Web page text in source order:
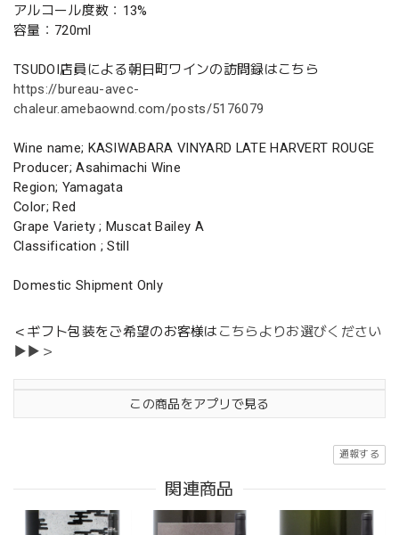
アルコール度数：13%
容量：720ml
TSUDOI店員による朝日町ワインの訪問録はこちら
https://bureau-avec-
chaleur.amebaownd.com/posts/5176079
Wine name; KASIWABARA VINYARD LATE HARVERT ROUGE
Producer; Asahimachi Wine
Region; Yamagata
Color; Red
Grape Variety ; Muscat Bailey A
Classification ; Still
Domestic Shipment Only
＜ギフト包装をご希望のお客様は こちらよりお選びください
▶▶＞
この商品をアプリで見る
通報する
関連商品